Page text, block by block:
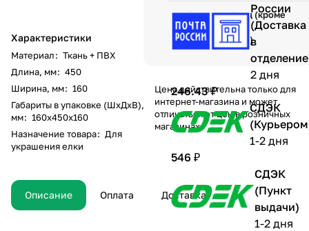
Характеристики
Материал: Ткань + ПВХ
Длина, мм: 450
Ширина, мм: 160
Габариты в упаковке (ШхДхВ),
мм: 160х450х160
Назначение товара: Для
украшения елки
России
(Доставка
в
2 дня
246.43 ₽
СДЭК
1-2 дня
546 ₽
СДЭК
(Пункт
выдачи)
1-2 дня
Гарантия 1 год (кроме
механических
повреждений)
Цена действительна только для
интернет-магазина и может
отличаться от цен в розничных
магазинах
Описание Оплата Доставка